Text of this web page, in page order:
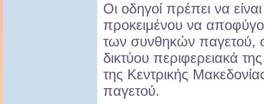
Οι οδηγοί πρέπει να είναι
προκειμένου να
των συνθηκών παγετού,
δικτύου περιφερειακά
της Κεντρικής
παγετού.